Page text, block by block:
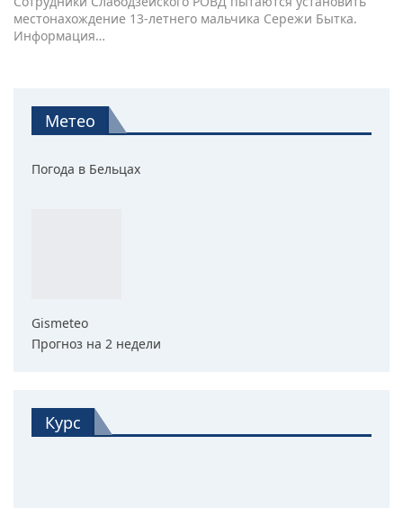
местонахождение 13-летнего мальчика Сережи Бытка.
Информация…
Метео
Погода в Бельцах
Gismeteo
Прогноз на 2 недели
Курс